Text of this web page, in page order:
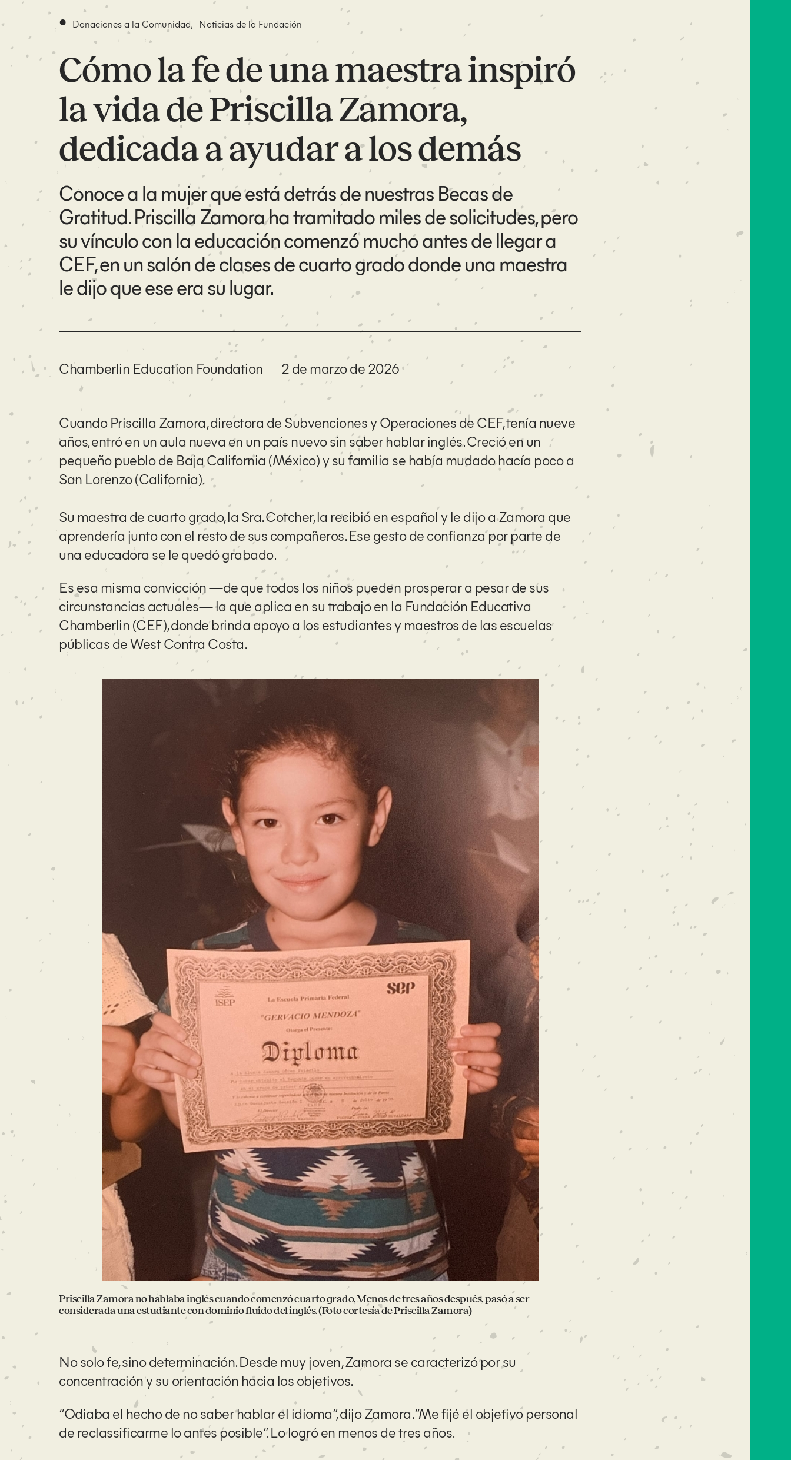
• Donaciones a la Comunidad, Noticias de la Fundación
Cómo la fe de una maestra inspiró
la vida de Priscilla Zamora,
dedicada a ayudar a los demás
Conoce a la mujer que está detrás de nuestras Becas de
Gratitud. Priscilla Zamora ha tramitado miles de solicitudes, pero
su vínculo con la educación comenzó mucho antes de llegar a
CEF, en un salón de clases de cuarto grado donde una maestra
le dijo que ese era su lugar.
Chamberlin Education Foundation 2 de marzo de 2026
Cuando Priscilla Zamora, directora de Subvenciones y Operaciones de CEF, tenía nueve
años, entró en un aula nueva en un país nuevo sin saber hablar inglés. Creció en un
pequeño pueblo de Baja California (México) y su familia se había mudado hacía poco a
San Lorenzo (California).
Su maestra de cuarto grado, la Sra. Cotcher, la recibió en español y le dijo a Zamora que
aprendería junto con el resto de sus compañeros. Ese gesto de confianza por parte de
una educadora se le quedó grabado.
Es esa misma convicción —de que todos los niños pueden prosperar a pesar de sus
circunstancias actuales— la que aplica en su trabajo en la Fundación Educativa
Chamberlin (CEF), donde brinda apoyo a los estudiantes y maestros de las escuelas
públicas de West Contra Costa.
Priscilla Zamora no hablaba inglés cuando comenzó cuarto grado. Menos de tres años después, pasó a ser
considerada una estudiante con dominio fluido del inglés. (Foto cortesía de Priscilla Zamora)
No solo fe, sino determinación. Desde muy joven, Zamora se caracterizó por su
concentración y su orientación hacia los objetivos.
“Odiaba el hecho de no saber hablar el idioma”, dijo Zamora. “Me fijé el objetivo personal
de reclassificarme lo antes posible”. Lo logró en menos de tres años.